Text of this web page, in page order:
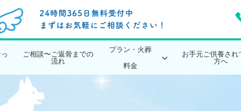
ご相談〜ご返骨までの
流れ
プラン・火葬
料金
お手元ご供養され
方へ